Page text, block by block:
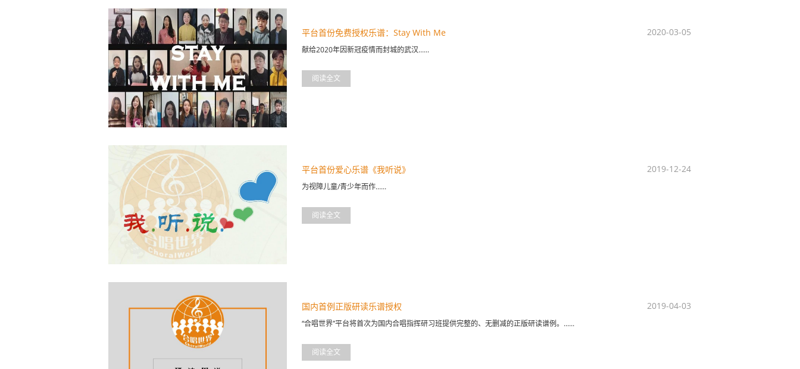
平台首份免费授权乐谱：Stay With Me 2020-03-05
献给2020年因新冠疫情而封城的武汉......
阅读全文
平台首份爱心乐谱《我听说》 2019-12-24
为视障儿童/青少年而作......
阅读全文
国内首例正版研读乐谱授权 2019-04-03
“合唱世界”平台将首次为国内合唱指挥研习班提供完整的、无删减的正版研读谱例。......
阅读全文